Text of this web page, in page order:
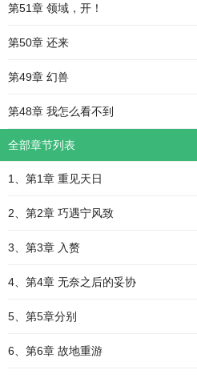
第51章 领域，开！
第50章 还来
第49章 幻兽
第48章 我怎么看不到
全部章节列表
1、第1章 重见天日
2、第2章 巧遇宁风致
3、第3章 入赘
4、第4章 无奈之后的妥协
5、第5章分别
6、第6章 故地重游